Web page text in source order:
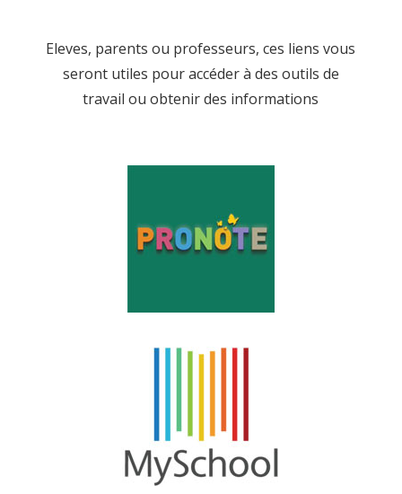
Eleves, parents ou professeurs, ces liens vous
seront utiles pour accéder à des outils de
travail ou obtenir des informations